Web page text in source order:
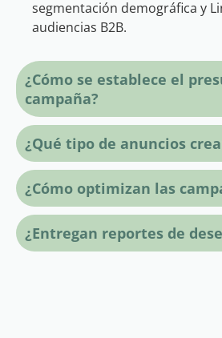
segmentación demográfica y
audiencias B2B.
¿Cómo se establece el
campaña?
¿Qué tipo de anuncios
¿Cómo optimizan las
¿Entregan reportes de